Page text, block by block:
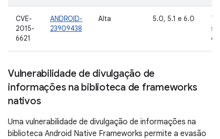
CVE-
2015-
6621
ANDROID-
23909438
Alta 5.0, 5.1 e 6.0
7
Vulnerabilidade de divulgação de
informações na biblioteca de frameworks
nativos
Uma vulnerabilidade de divulgação de informações na
biblioteca Android Native Frameworks permite a evasão